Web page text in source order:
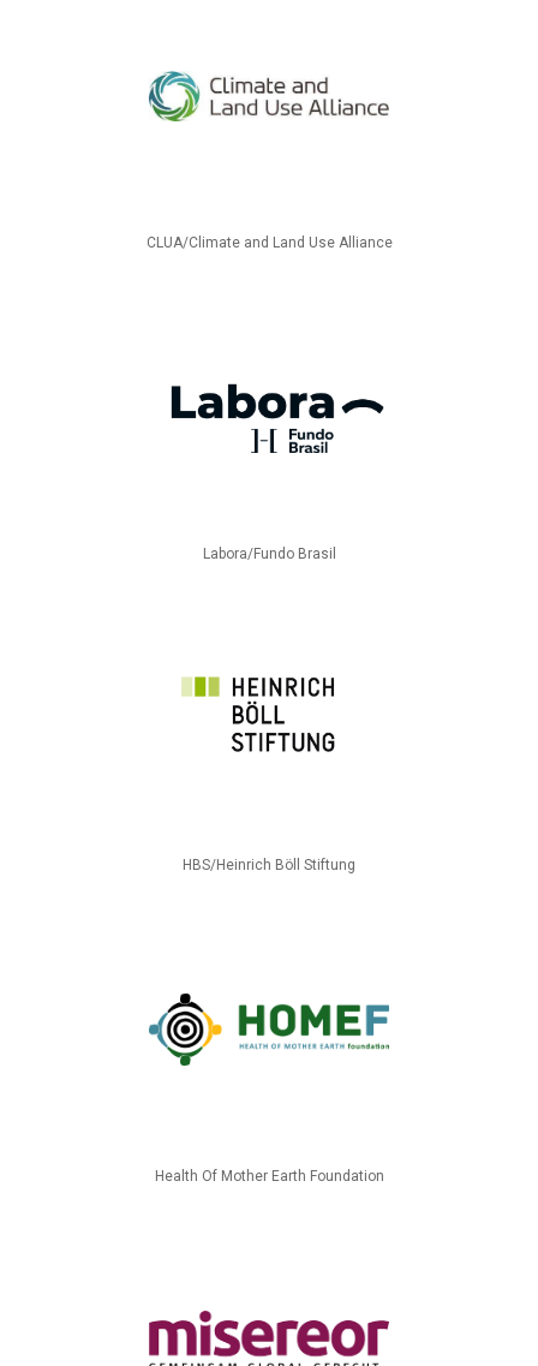
CLUA/Climate and Land Use Alliance
Labora/Fundo Brasil
HBS/Heinrich Böll Stiftung
Health Of Mother Earth Foundation